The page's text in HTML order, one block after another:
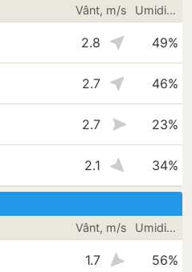
Vânt, m/s Umiditate
2.8 49%
2.7 46%
2.7 23%
2.1 34%
Vânt, m/s Umiditate
1.7 56%